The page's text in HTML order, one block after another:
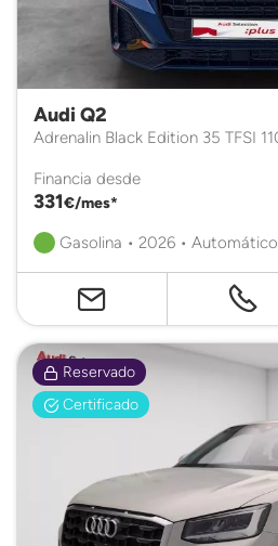
Audi Q2
Adrenalin Black Edition 35 TFSI
Financia desde
331€/mes*
Gasolina • 2026 • Automático
Reservado
Certificado